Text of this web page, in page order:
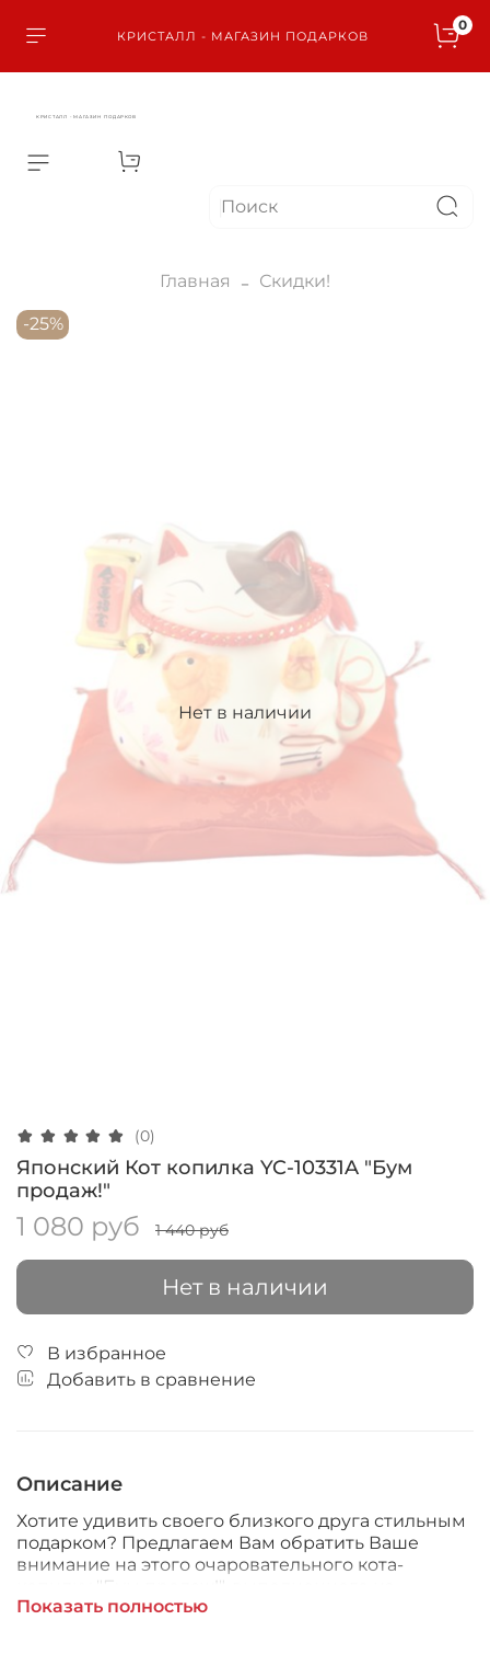
КРИСТАЛЛ - МАГАЗИН ПОДАРКОВ
0
КРИСТАЛЛ - МАГАЗИН ПОДАРКОВ
Главная Скидки!
Нет в наличии
-25%
(0)
Японский Кот копилка YC-10331A "Бум
продаж!"
1 080 руб 1 440 руб
Нет в наличии
В избранное
Добавить в сравнение
Описание
Хотите удивить своего близкого друга стильным
подарком? Предлагаем Вам обратить Ваше
внимание на этого очаровательного кота-
копилку "Бум продаж!", выполненного из
лучшего фарфора. Это не просто оригинальное
Показать полностью